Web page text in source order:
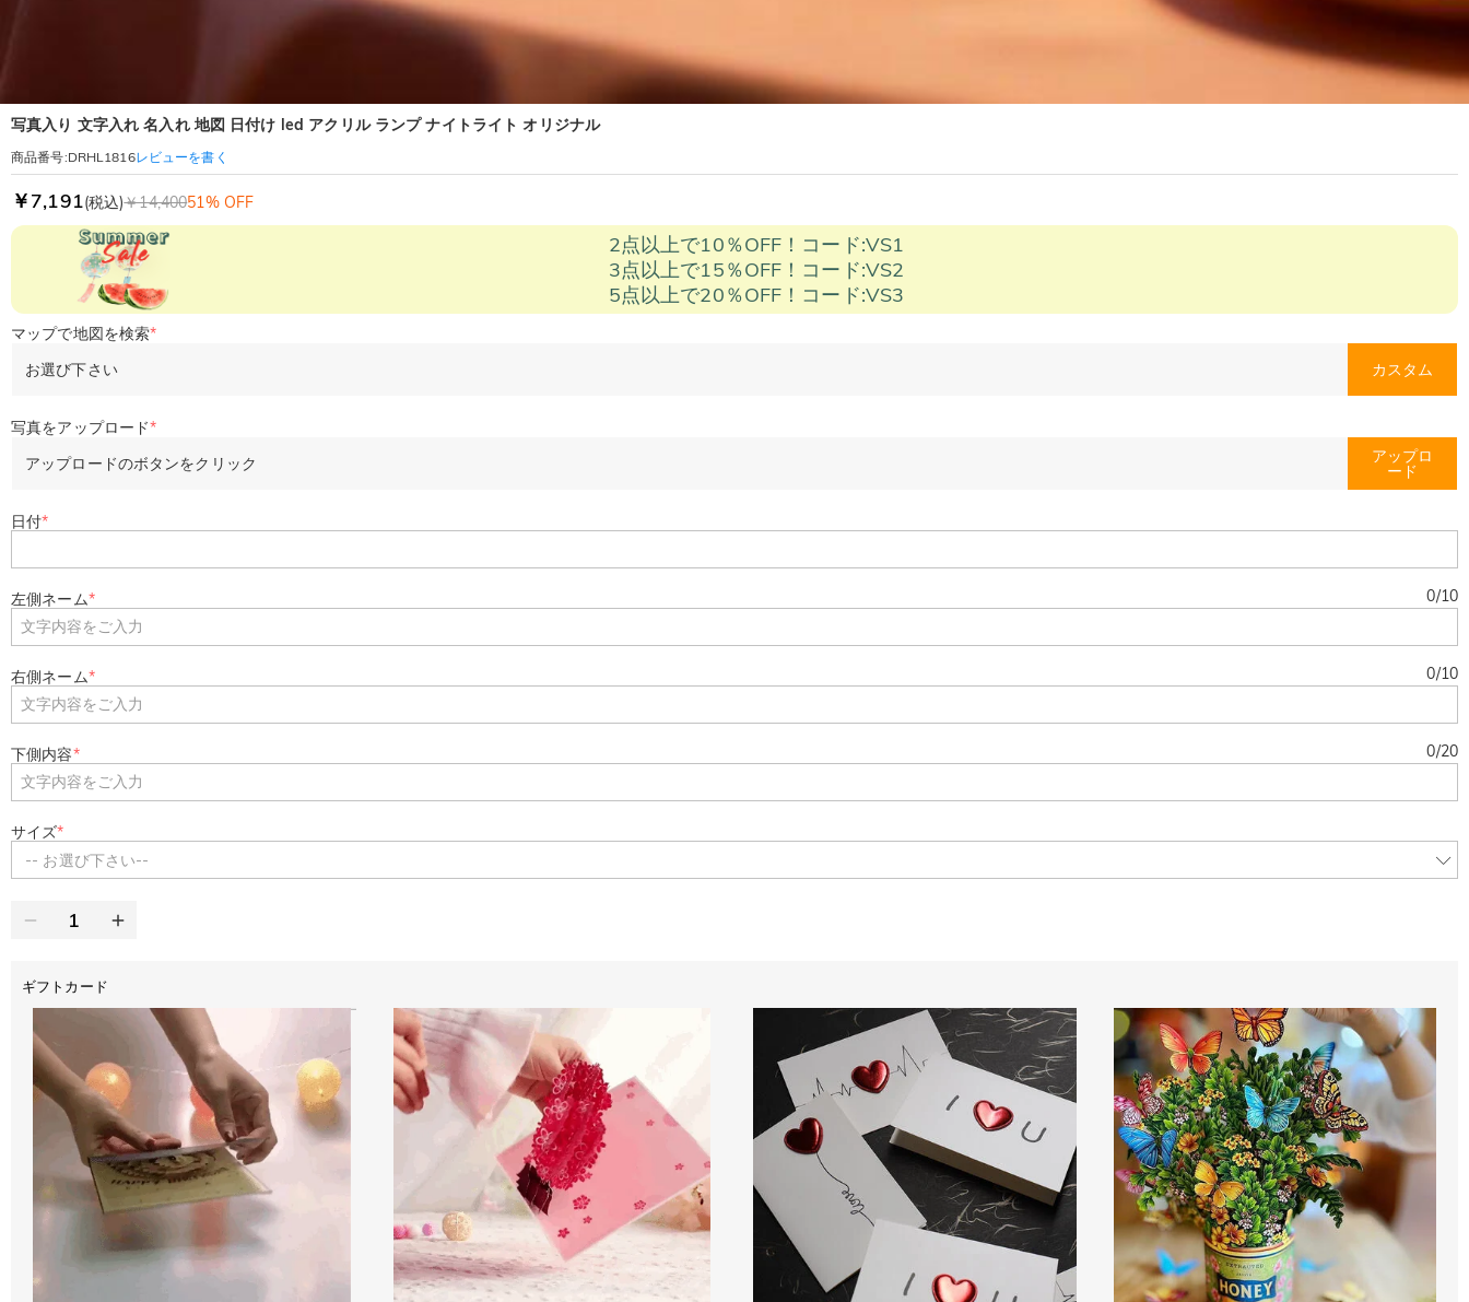
写真入り 文字入れ 名入れ 地図 日付け led アクリル ランプ ナイトライト オリジナル
商品番号:DRHL1816レビューを書く
￥7,191(税込)￥14,40051% OFF
2点以上で10％OFF！コード:VS1
3点以上で15％OFF！コード:VS2
5点以上で20％OFF！コード:VS3
マップで地図を検索*
お選び下さい
カスタム
写真をアップロード*
アップロードのボタンをクリック
アップロ
ード
日付*
左側ネーム* 0/10
右側ネーム* 0/10
下側内容* 0/20
サイズ*
-- お選び下さい--
ギフトカード